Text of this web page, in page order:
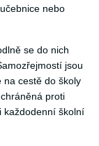
nebo
se do nich
jsou
na cestě do školy
proti
každodenní školní